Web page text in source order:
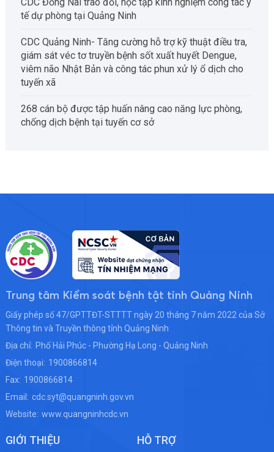
tế dự phòng tại Quảng Ninh
CDC Quảng Ninh- Tăng cường hỗ trợ kỹ thuật điều tra,
giám sát véc tơ truyền bệnh sốt xuất huyết Dengue,
viêm não Nhật Bản và công tác phun xử lý ổ dịch cho
tuyến xã
268 cán bộ được tập huấn nâng cao năng lực phòng,
chống dịch bệnh tại tuyến cơ sở
Trung tâm Kiểm soát bệnh tật tỉnh Quảng Ninh
Giấy phép số 47/GPTTĐT-STTTT ngày 20 tháng 7 năm 2022 của Sở
Thông tin và Truyền thông tỉnh Quảng Ninh
Địa chỉ: Phố Hải Phúc - Phường Hạ Long - Quảng Ninh
Điện thoại: 1900866814
Fax: 1900866814
Email: cdc.syt@quangninh.gov.vn
Website: www.quangninhcdc.vn
GIỚI THIỆU HỖ TRỢ